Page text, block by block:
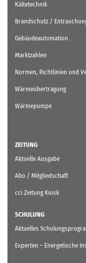
Kältetechnik
Brandschutz /
Gebäudeautomation
Marktzahlen
Normen, Richtlinien und
Wärmeübertragung
Wärmepumpe
ZEITUNG
Aktuelle Ausgabe
Abo / Mitgliedschaft
cci Zeitung Kiosk
SCHULUNG
Aktuelles
Experten – Energetische